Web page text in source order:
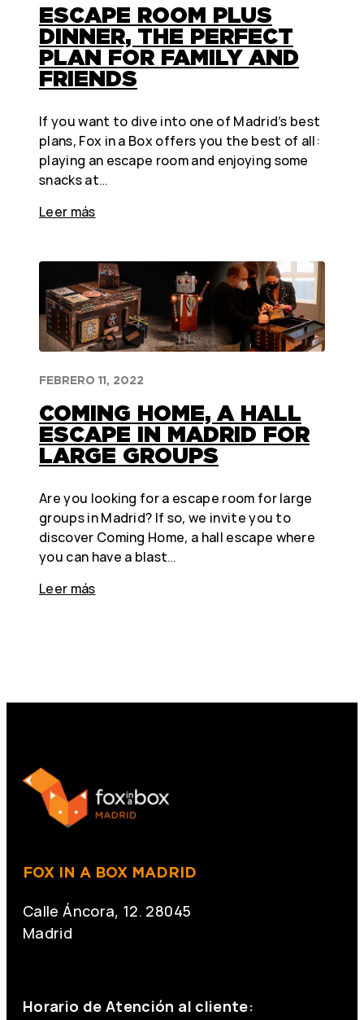
ESCAPE ROOM PLUS
DINNER, THE PERFECT
PLAN FOR FAMILY AND
FRIENDS
If you want to dive into one of Madrid’s best
plans, Fox in a Box offers you the best of all:
playing an escape room and enjoying some
snacks at…
Leer más
FEBRERO 11, 2022
COMING HOME, A HALL
ESCAPE IN MADRID FOR
LARGE GROUPS
Are you looking for a escape room for large
groups in Madrid? If so, we invite you to
discover Coming Home, a hall escape where
you can have a blast…
Leer más
FOX IN A BOX MADRID
Calle Áncora, 12. 28045
Madrid
Horario de Atención al cliente: